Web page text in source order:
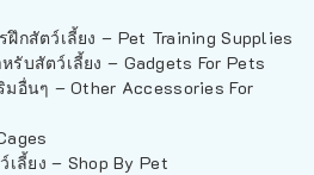
กสัตว์เลี้ยง – Pet Training Supplies
รับสัตว์เลี้ยง – Gadgets For Pets
มอื่นๆ – Other Accessories For
ลี้ยง – Shop By Pet